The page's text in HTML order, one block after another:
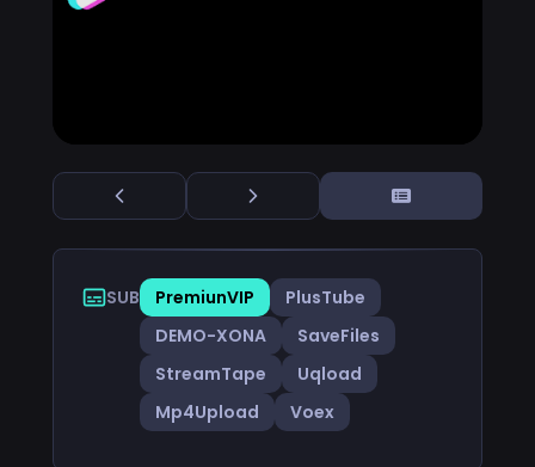
SUB PremiunVIP
PlusTube
DEMO-XONA
SaveFiles
StreamTape
Uqload
Mp4Upload
Voex